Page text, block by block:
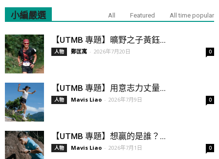
小編嚴選 All Featured All time popular
【UTMB 專題】曠野之子黃鈺...
人物 鄭匡寓 - 2026年7月20日 0
【UTMB 專題】用意志力丈量...
人物 Mavis Liao - 2026年7月9日 0
【UTMB 專題】想贏的是誰？...
人物 Mavis Liao - 2026年7月1日 0